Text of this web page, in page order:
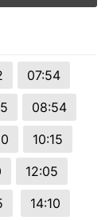
07:54
08:54
10:15
12:05
14:10